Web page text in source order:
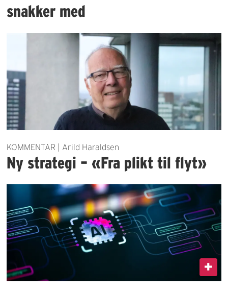
snakker med
KOMMENTAR | Arild Haraldsen
Ny strategi – «Fra plikt til flyt»